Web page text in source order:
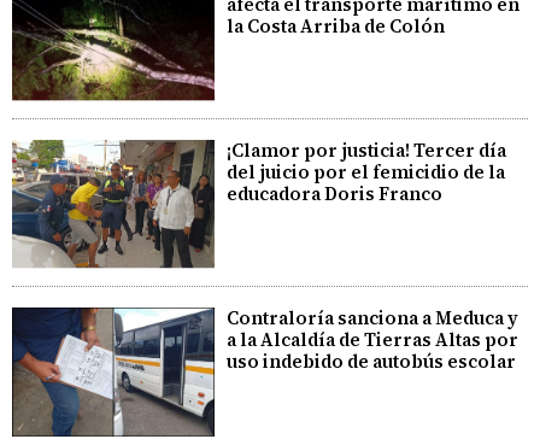
la Costa Arriba de Colón
¡Clamor por justicia! Tercer día
del juicio por el femicidio de la
educadora Doris Franco
Contraloría sanciona a Meduca y
a la Alcaldía de Tierras Altas por
uso indebido de autobús escolar